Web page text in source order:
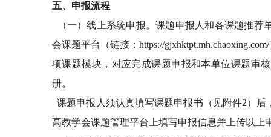
五、申报流程
（一）线上系统申报。课题申报人和各课题推
会课题平台（链接： https://gjxhktpt.mh.chaoxing.com/
项课题模块，对应完成课题申报和本单位课题审
册。
课题申报人须认真填写课题申报书（见附件2）后
高教学会课题管理平台上填写申报信息并上传以上